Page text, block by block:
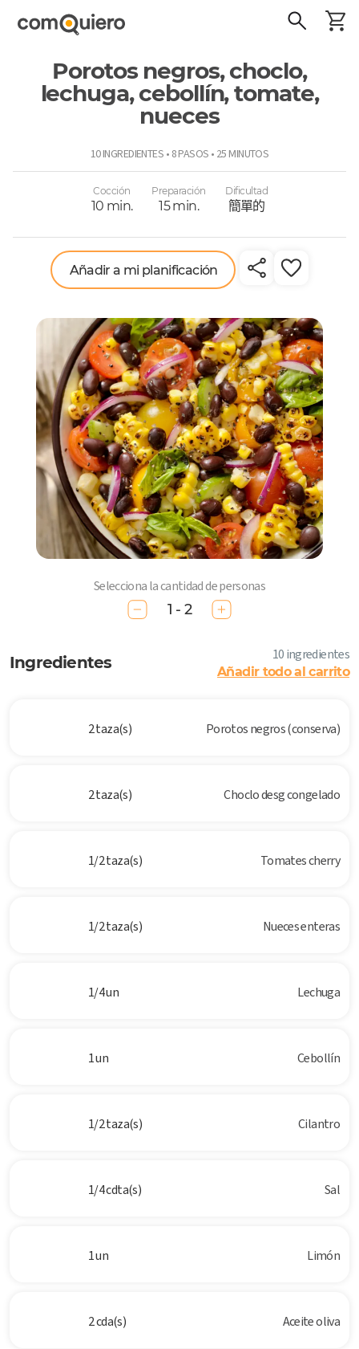
Porotos negros, choclo,
lechuga, cebollín, tomate,
nueces
10 INGREDIENTES • 8 PASOS • 25 MINUTOS
Cocción
10 min.
Preparación
15 min.
Dificultad
簡單的
Añadir a mi planificación
Selecciona la cantidad de personas
1 - 2
Ingredientes 10 ingredientes
Añadir todo al carrito
2 taza(s) Porotos negros (conserva)
2 taza(s) Choclo desg congelado
1/2 taza(s) Tomates cherry
1/2 taza(s) Nueces enteras
1/4 un Lechuga
1 un Cebollín
1/2 taza(s) Cilantro
1/4 cdta(s) Sal
1 un Limón
2 cda(s) Aceite oliva